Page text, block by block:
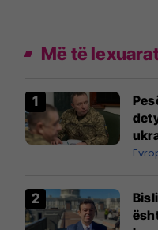
Më të